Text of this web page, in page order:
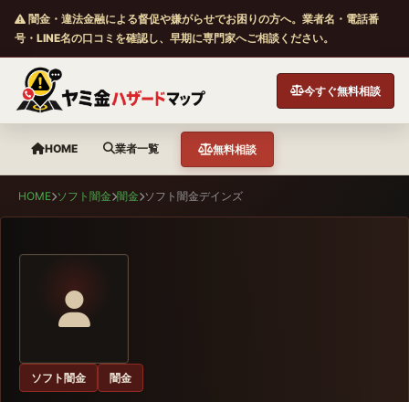
闇金・違法金融による督促や嫌がらせでお困りの方へ。業者名・電話番
号・LINE名の口コミを確認し、早期に専門家へご相談ください。
今すぐ無料相談
HOME 業者一覧 無料相談
HOME ソフト闇金 闇金 ソフト闇金デインズ
ソフト闇金 闇金